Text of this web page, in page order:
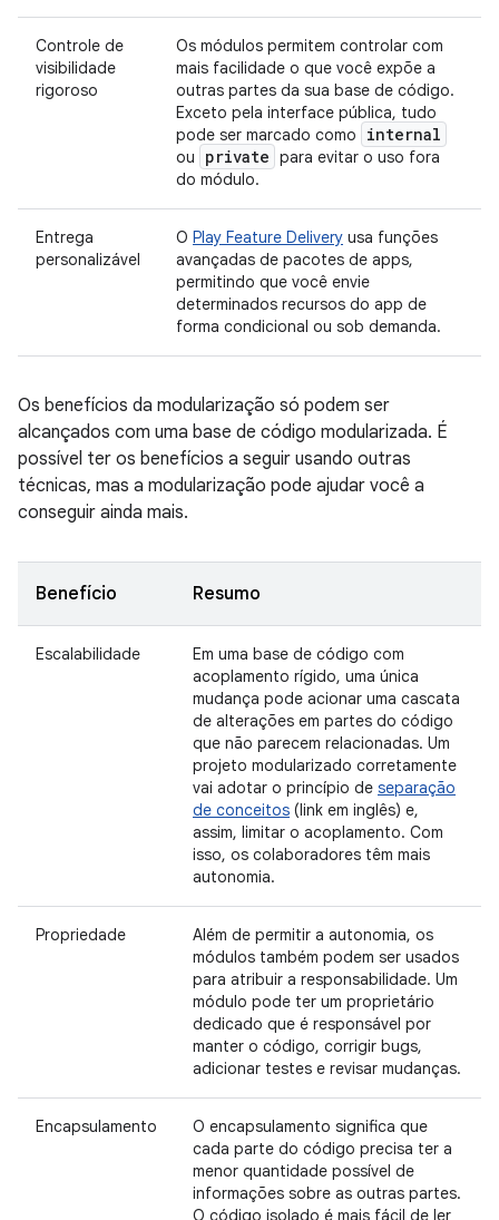
Controle de
visibilidade
rigoroso
Os módulos permitem controlar com
mais facilidade o que você expõe a
outras partes da sua base de código.
Exceto pela interface pública, tudo
pode ser marcado como
internal
ou private para evitar o uso fora
do módulo.
Entrega
personalizável
O Play Feature Delivery usa funções
avançadas de pacotes de apps,
permitindo que você envie
determinados recursos do app de
forma condicional ou sob demanda.
Os benefícios da modularização só podem ser
alcançados com uma base de código modularizada. É
possível ter os benefícios a seguir usando outras
técnicas, mas a modularização pode ajudar você a
conseguir ainda mais.
Benefício Resumo
Escalabilidade
Em uma base de código com
acoplamento rígido, uma única
mudança pode acionar uma cascata
de alterações em partes do código
que não parecem relacionadas. Um
projeto modularizado corretamente
vai adotar o princípio de separação
de conceitos (link em inglês) e,
assim, limitar o acoplamento. Com
isso, os colaboradores têm mais
autonomia.
Propriedade
Além de permitir a autonomia, os
módulos também podem ser usados
para atribuir a responsabilidade. Um
módulo pode ter um proprietário
dedicado que é responsável por
manter o código, corrigir bugs,
adicionar testes e revisar mudanças.
Encapsulamento
O encapsulamento significa que
cada parte do código precisa ter a
menor quantidade possível de
informações sobre as outras partes.
O código isolado é mais fácil de ler